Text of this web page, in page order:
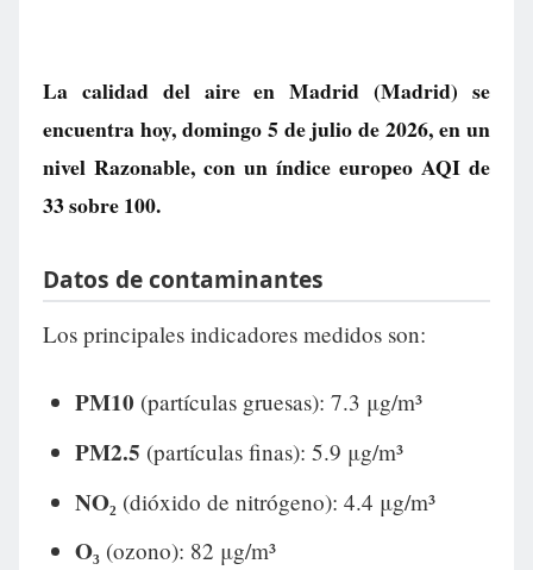
La calidad del aire enMadrid (Madrid) se
encuentra hoy, domingo 5 de julio de 2026, en un
nivel Razonable, con un índice europeo AQI de
33sobre 100.
Datos de contaminantes
Los principales indicadores medidos son:
PM10 (partículas gruesas): 7.3 μg/m³
PM2.5 (partículas finas): 5.9 μg/m³
NO₂ (dióxido de nitrógeno): 4.4 μg/m³
O₃ (ozono): 82 μg/m³